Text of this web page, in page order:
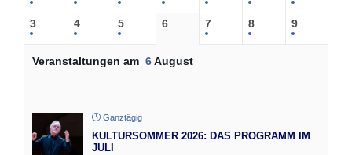
3 4 5 6 7 8 9
Veranstaltungen am 6August
Ganztägig
KULTURSOMMER 2026: DAS PROGRAMM IM
JULI